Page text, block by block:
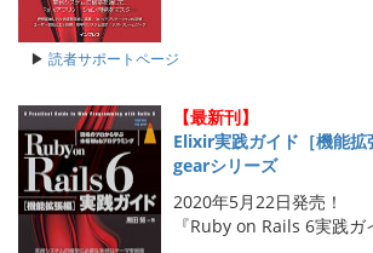
▶ 読者サポートページ
【最新刊】
Elixir実践ガイド［機能
gearシリーズ
2020年5月22日発売！
『Ruby on Rails 6実践ガ